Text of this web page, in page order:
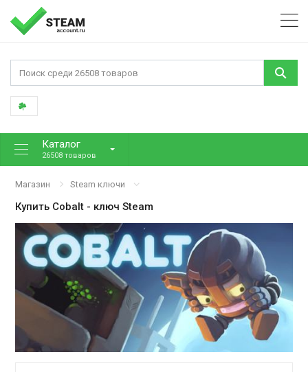
Каталог
26508 товаров
Магазин Steam ключи
Купить Cobalt - ключ Steam